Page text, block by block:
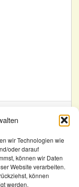
wir Technologien wie
oder darauf
können wir Daten
Website verarbeiten.
können
werden.
Nach oben